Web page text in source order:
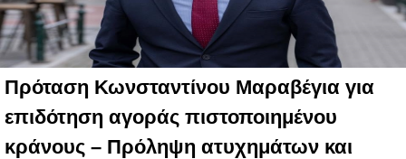
Πρόταση Κωνσταντίνου Μαραβέγια για
επιδότηση αγοράς πιστοποιημένου
κράνους – Πρόληψη ατυχημάτων και